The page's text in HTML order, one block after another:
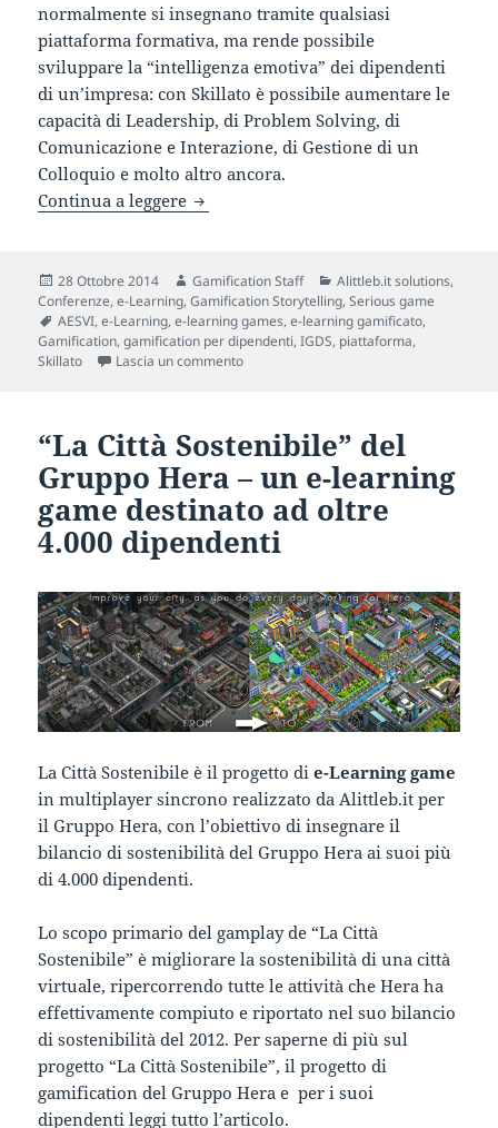
normalmente si insegnano tramite qualsiasi
piattaforma formativa, ma rende possibile
sviluppare la “intelligenza emotiva” dei dipendenti
di un’impresa: con Skillato è possibile aumentare le
capacità di Leadership, di Problem Solving, di
Comunicazione e Interazione, di Gestione di un
Colloquio e molto altro ancora.
Continua a leggere Skillato: la più evoluta piattaforma
Scritto
il
28 Ottobre 2014 Autore
Gamification Staff Categorie
Alittleb.it solutions,
Conferenze,e-Learning,Gamification Storytelling,Serious game
Tag
AESVI,e-Learning,e-learning games,e-learning gamificato,
Gamification,gamification per dipendenti,IGDS, piattaforma,
Skillato
Lascia un commentosu Skillato: la più evoluta piattaforma
“La Città Sostenibile” del
Gruppo Hera – un e-learning
game destinato ad oltre
4.000 dipendenti
La Città Sostenibile è il progetto die-Learning game
in multiplayer sincrono realizzato da Alittleb.it per
il Gruppo Hera, con l’obiettivo di insegnare il
bilancio di sostenibilità del Gruppo Hera ai suoi più
di 4.000 dipendenti.
Lo scopo primario del gamplay de “La Città
Sostenibile” è migliorare la sostenibilità di una città
virtuale, ripercorrendo tutte le attività che Hera ha
effettivamente compiuto e riportato nel suo bilancio
di sostenibilità del 2012. Per saperne di più sul
progetto “La Città Sostenibile”, il progetto di
gamification del Gruppo Hera e per i suoi
dipendenti leggi tutto l’articolo.